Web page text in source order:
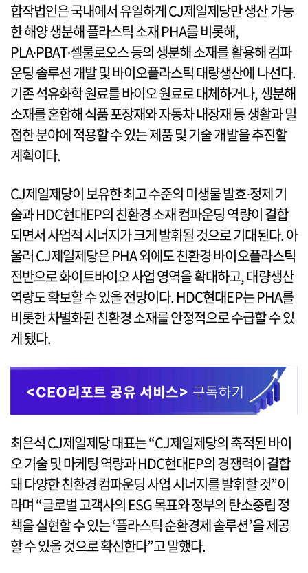
합작법인은 국내에서 유일하게 CJ제일제당만 생산 가능
한 해양 생분해 플라스틱 소재 PHA를 비롯해,
PLA∙PBAT∙셀룰로오스 등의 생분해 소재를 활용해 컴파
운딩 솔루션 개발 및 바이오플라스틱 대량생산에 나선다.
기존 석유화학 원료를 바이오 원료로 대체하거나, 생분해
소재를 혼합해 식품 포장재와 자동차 내장재 등 생활과 밀
접한 분야에 적용할 수 있는 제품 및 기술 개발을 추진할
계획이다.
CJ제일제당이 보유한 최고 수준의 미생물 발효∙정제 기
술과 HDC현대EP의 친환경 소재 컴파운딩 역량이 결합
되면서 사업적 시너지가 크게 발휘될 것으로 기대된다. 아
울러 CJ제일제당은 PHA 외에도 친환경 바이오플라스틱
전반으로 화이트바이오 사업 영역을 확대하고, 대량생산
역량도 확보할 수 있을 전망이다. HDC현대EP는 PHA를
비롯한 차별화된 친환경 소재를 안정적으로 수급할 수 있
게 됐다.
최은석 CJ제일제당 대표는 “CJ제일제당의 축적된 바이
오 기술 및 마케팅 역량과 HDC현대EP의 경쟁력이 결합
돼 다양한 친환경 컴파운딩 사업 시너지를 발휘할 것”이
라며 “글로벌 고객사의 ESG 목표와 정부의 탄소중립 정
책을 실현할 수 있는 ‘플라스틱 순환경제 솔루션’을 제공
할 수 있을 것으로 확신한다”고 말했다.